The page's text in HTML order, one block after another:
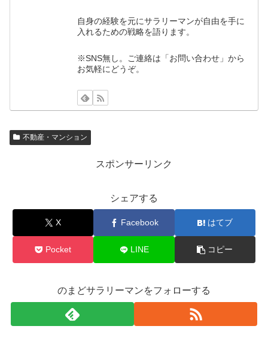
自身の経験を元にサラリーマンが自由を手に
入れるための戦略を語ります。
※SNS無し。ご連絡は「お問い合わせ」から
お気軽にどうぞ。
不動産・マンション
スポンサーリンク
シェアする
X Facebook はてブ
Pocket LINE コピー
のまどサラリーマンをフォローする